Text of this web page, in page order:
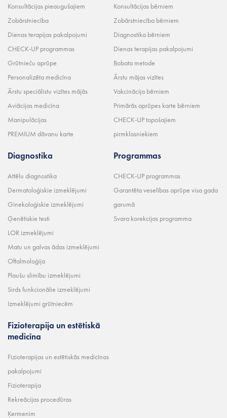
Konsultācijas pieaugušajiem
Zobārstniecība
Dienas terapijas pakalpojumi
CHECK-UP programmas
Grūtnieču aprūpe
Personalizēta medicīna
Ārstu speciālistu vizītes mājās
Aviācijas medicīna
Manipulācijas
PREMIUM dāvanu karte
Konsultācijas bērniem
Zobārstniecība bērniem
Diagnostika bērniem
Dienas terapijas pakalpojumi
Bobata metode
Ārstu mājas vizītes
Vakcinācija bērniem
Primārās aprūpes karte bērniem
CHECK-UP topošajiem
pirmklasniekiem
Diagnostika
Attēlu diagnostika
Dermatoloģiskie izmeklējumi
Ginekoloģiskie izmeklējumi
Ģenētiskie testi
LOR izmeklējumi
Matu un galvas ādas izmeklējumi
Oftalmoloģija
Plaušu slimību izmeklējumi
Sirds funkcionālie izmeklējumi
Izmeklējumi grūtniecēm
Fizioterapija un estētiskā
medicīna
Fizioterapijas un estētiskās medicīnas
pakalpojumi
Fizioterapija
Rekreācijas procedūras
Ķermenim
Programmas
CHECK-UP programmas
Garantēta veselības aprūpe visa gada
garumā
Svara korekcijas programma